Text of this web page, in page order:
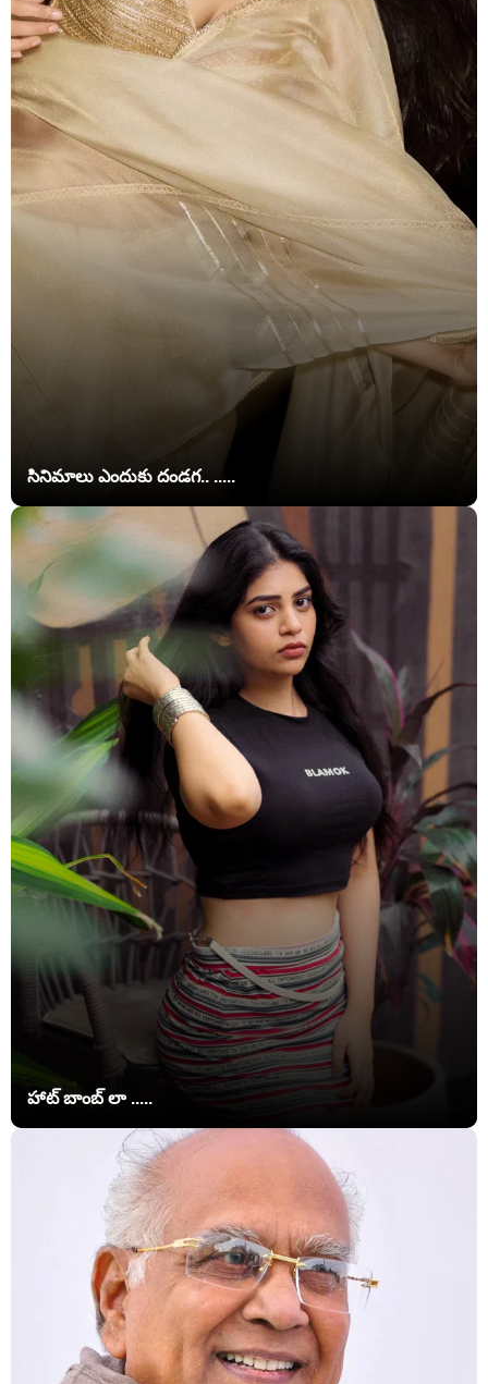
సినిమాలు ఎందుకు దండగ.. .....
హాట్ బాంబ్ లా .....